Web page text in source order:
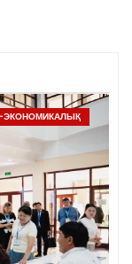
ЭКОНОМИКАЛЫҚ